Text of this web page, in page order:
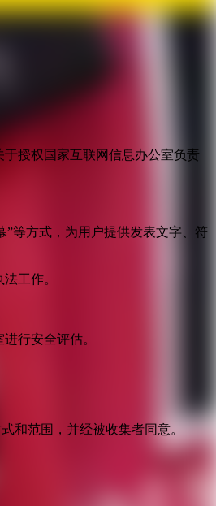
授权国家互联网信息办公室负责
等方式，为用户提供发表文字、符
工作。
行安全评估。
和范围，并经被收集者同意。